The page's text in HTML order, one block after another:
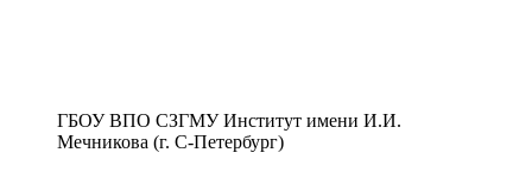
ГБОУ ВПО СЗГМУ Институт имени И.И.
Мечникова (г. С-Петербург)